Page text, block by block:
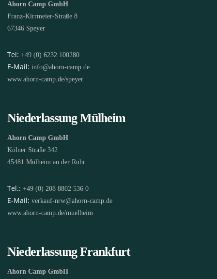
Ahorn Camp GmbH
Franz-Kirrmeier-Straße 8
67346 Speyer
Tel: +49 (0) 6232 100280
E-Mail: info@ahorn-camp.de
www.ahorn-camp.de/speyer
Niederlassung Mülheim
Ahorn Camp GmbH
Kölner Straße 342
45481 Mülheim an der Ruhr
Tel.: +49 (0) 208 8802 536 0
E-Mail: verkauf-nrw@ahorn-camp.de
www.ahorn-camp.de/muelheim
Niederlassung Frankfurt
Ahorn Camp GmbH